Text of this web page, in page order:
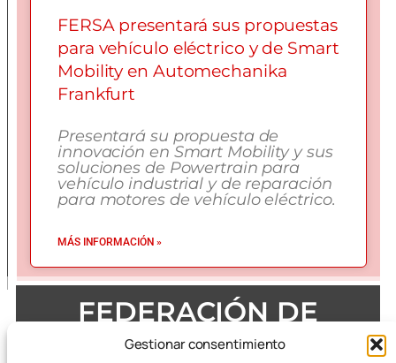
Gestionar consentimiento
FERSA presentará sus propuestas
para vehículo eléctrico y de Smart
Mobility en Automechanika
Frankfurt
Presentará su propuesta de
innovación en Smart Mobility y sus
soluciones de Powertrain para
vehículo industrial y de reparación
para motores de vehículo eléctrico.
MÁS INFORMACIÓN »
FEDERACIÓN DE
EMPRESAS DEL METAL